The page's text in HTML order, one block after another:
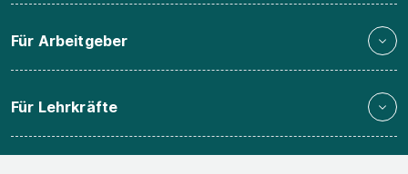
Für Arbeitgeber
Für Lehrkräfte